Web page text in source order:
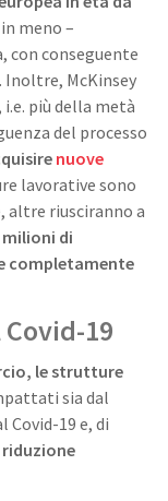
meno –
con conseguente
McKinsey
i.e. più della metà
del processo
nuove
lavorative sono
altre riusciranno a
milioni di
completamente
19
le strutture
sia dal
19 e, di
riduzione